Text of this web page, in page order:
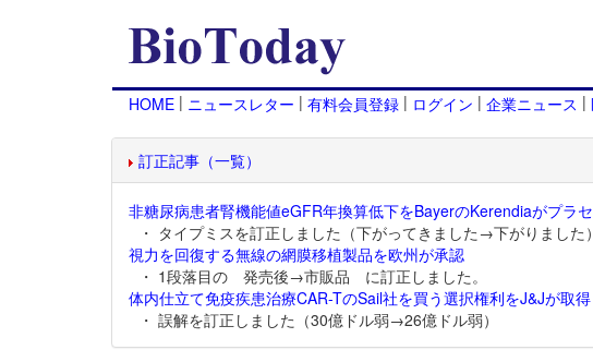
HOME | ニュースレター | 有料会員登録 | ログイン | 企業ニュース |
訂正記事（一覧）
非糖尿病患者腎機能値eGFR年換算低下をBayerのKerendiaがプラ
・ タイプミスを訂正しました（下がってきました→下がりました）
視力を回復する無線の網膜移植製品を欧州が承認
・ 1段落目の 発売後→市販品 に訂正しました。
体内仕立て免疫疾患治療CAR-TのSail社を買う選択権利をJ&Jが取得
・ 誤解を訂正しました（30億ドル弱→26億ドル弱）